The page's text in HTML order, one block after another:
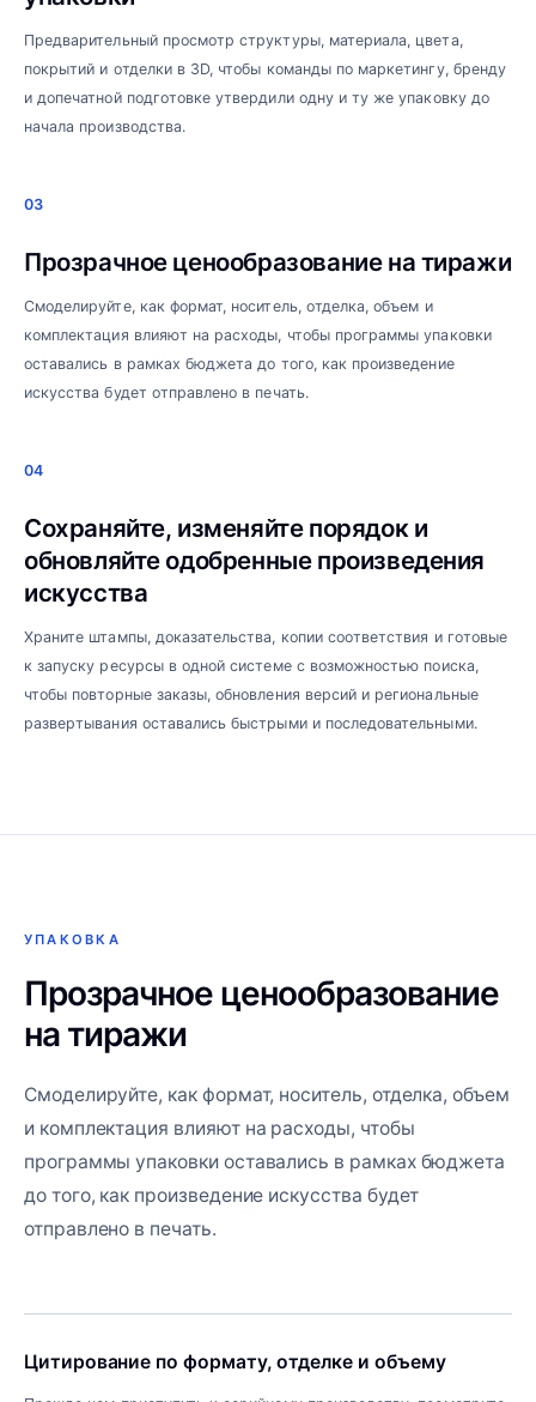
Предварительный просмотр структуры, материала, цвета,
покрытий и отделки в 3D, чтобы команды по маркетингу, бренду
и допечатной подготовке утвердили одну и ту же упаковку до
начала производства.
03
Прозрачное ценообразование на тиражи
Смоделируйте, как формат, носитель, отделка, объем и
комплектация влияют на расходы, чтобы программы упаковки
оставались в рамках бюджета до того, как произведение
искусства будет отправлено в печать.
04
Сохраняйте, изменяйте порядок и
обновляйте одобренные произведения
искусства
Храните штампы, доказательства, копии соответствия и готовые
к запуску ресурсы в одной системе с возможностью поиска,
чтобы повторные заказы, обновления версий и региональные
развертывания оставались быстрыми и последовательными.
УПАКОВКА
Прозрачное ценообразование
на тиражи
Смоделируйте, как формат, носитель, отделка, объем
и комплектация влияют на расходы, чтобы
программы упаковки оставались в рамках бюджета
до того, как произведение искусства будет
отправлено в печать.
Цитирование по формату, отделке и объему